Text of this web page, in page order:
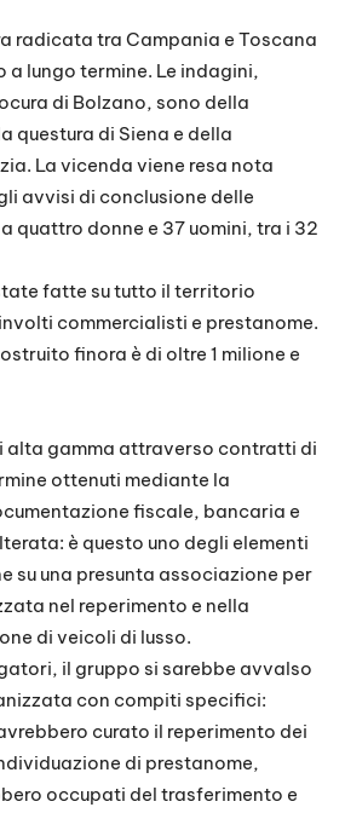
radicata tra Campania e Toscana
a lungo termine. Le indagini,
di Bolzano, sono della
questura di Siena e della
La vicenda viene resa nota
avvisi di conclusione delle
quattro donne e 37 uomini, tra i 32
fatte su tutto il territorio
commercialisti e prestanome.
finora è di oltre 1 milione e
alta gamma attraverso contratti di
ottenuti mediante la
fiscale, bancaria e
è questo uno degli elementi
su una presunta associazione per
nel reperimento e nella
di veicoli di lusso.
il gruppo si sarebbe avvalso
con compiti specifici:
curato il reperimento dei
di prestanome,
occupati del trasferimento e